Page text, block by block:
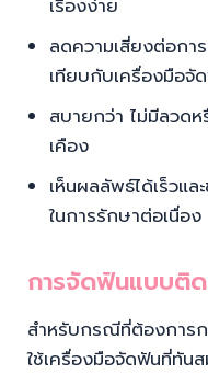
เรื่องง่าย
ลดความเสี่ยงต่อกา
เทียบกับเครื่องมือ
สบายกว่า ไม่มีลวดห
เคือง
เห็นผลลัพธ์ได้เร็วแล
ในการรักษาต่อเนื่อง
การจัดฟันแบบติ
สำหรับกรณีที่ต้องการ
ใช้เครื่องมือจัดฟันที่ทัน